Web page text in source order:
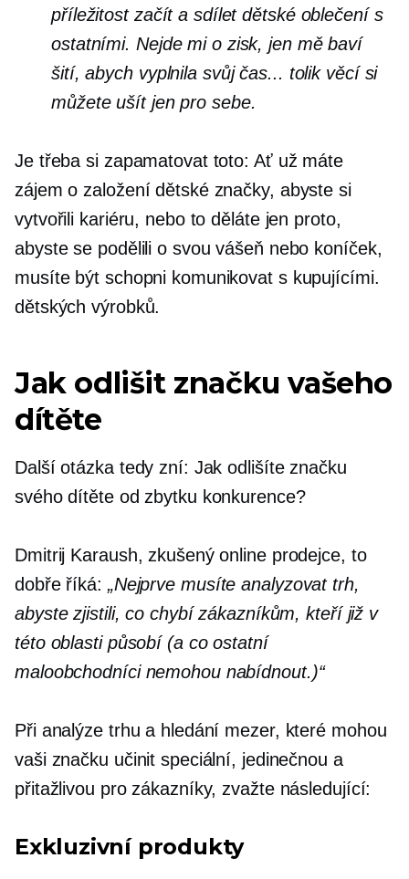
příležitost začít a sdílet dětské oblečení s
ostatními. Nejde mi o zisk, jen mě baví
šití, abych vyplnila svůj čas... tolik věcí si
můžete ušít jen pro sebe.
Je třeba si zapamatovat toto: Ať už máte
zájem o založení dětské značky, abyste si
vytvořili kariéru, nebo to děláte jen proto,
abyste se podělili o svou vášeň nebo koníček,
musíte být schopni komunikovat s kupujícími.
dětských výrobků.
Jak odlišit značku vašeho
dítěte
Další otázka tedy zní: Jak odlišíte značku
svého dítěte od zbytku konkurence?
Dmitrij Karaush, zkušený online prodejce, to
dobře říká: „Nejprve musíte analyzovat trh,
abyste zjistili, co chybí zákazníkům, kteří již v
této oblasti působí (a co ostatní
maloobchodníci nemohou nabídnout.)“
Při analýze trhu a hledání mezer, které mohou
vaši značku učinit speciální, jedinečnou a
přitažlivou pro zákazníky, zvažte následující:
Exkluzivní produkty